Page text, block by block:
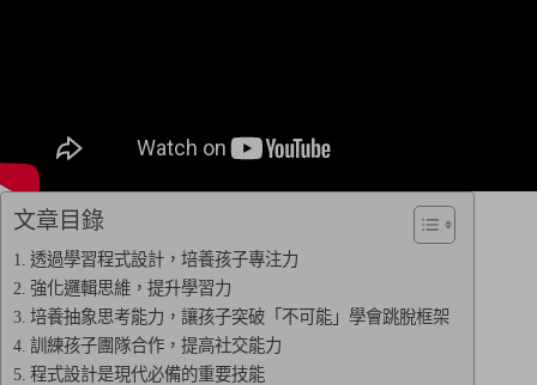
文章目錄
透過學習程式設計，培養孩子專注力
強化邏輯思維，提升學習力
培養抽象思考能力，讓孩子突破「不可能」學會跳脫框架
訓練孩子團隊合作，提高社交能力
程式設計是現代必備的重要技能